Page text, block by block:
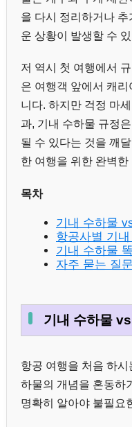
을 다시 정리하거나
운 상황이 발생할 수
저 역시 첫 여행에서
은 여행객 앞에서 캐
니다. 하지만 걱정 마
과, 기내 수하물 규정
될 수 있다는 것을 깨
한 여행을 위한 완벽
목차
기내 수하물
항공사별 기
기내 수하물
자주 묻는 질
기내 수하물
항공 여행을 처음 하
하물의 개념을 혼동하
명확히 알아야 불필요